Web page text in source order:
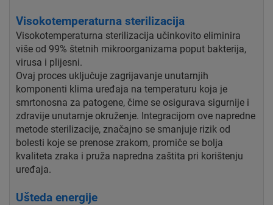
Visokotemperaturna sterilizacija
Visokotemperaturna sterilizacija učinkovito eliminira
više od 99% štetnih mikroorganizama poput bakterija,
virusa i plijesni.
Ovaj proces uključuje zagrijavanje unutarnjih
komponenti klima uređaja na temperaturu koja je
smrtonosna za patogene, čime se osigurava sigurnije i
zdravije unutarnje okruženje. Integracijom ove napredne
metode sterilizacije, značajno se smanjuje rizik od
bolesti koje se prenose zrakom, promiče se bolja
kvaliteta zraka i pruža napredna zaštita pri korištenju
uređaja.
Ušteda energije